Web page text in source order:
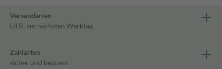
Versandarten
i.d.R. am nächsten Werktag
Zahlarten
sicher und bequem